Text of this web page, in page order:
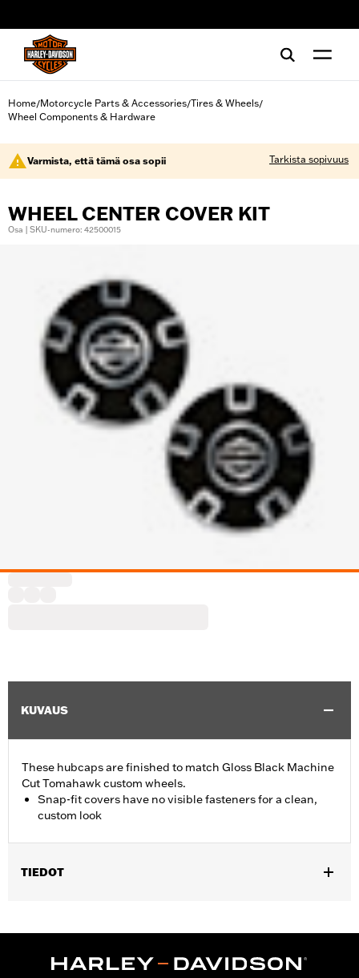
Home/Motorcycle Parts & Accessories/Tires & Wheels/
Wheel Components & Hardware
Varmista, että tämä osa sopii Tarkista sopivuus
WHEEL CENTER COVER KIT
Osa | SKU-numero: 42500015
KUVAUS
These hubcaps are finished to match Gloss Black Machine
Cut Tomahawk custom wheels.
Snap-fit covers have no visible fasteners for a clean,
custom look
TIEDOT
In the Box: 2 hub caps and installation instructions